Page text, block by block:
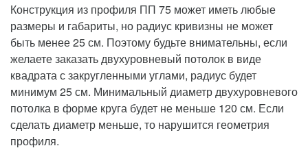
Конструкция из профиля ПП 75 может иметь любые
размеры и габариты, но радиус кривизны не может
быть менее 25 см. Поэтому будьте внимательны, если
желаете заказать двухуровневый потолок в виде
квадрата с закругленными углами, радиус будет
минимум 25 см. Минимальный диаметр двухуровневого
потолка в форме круга будет не меньше 120 см. Если
сделать диаметр меньше, то нарушится геометрия
профиля.